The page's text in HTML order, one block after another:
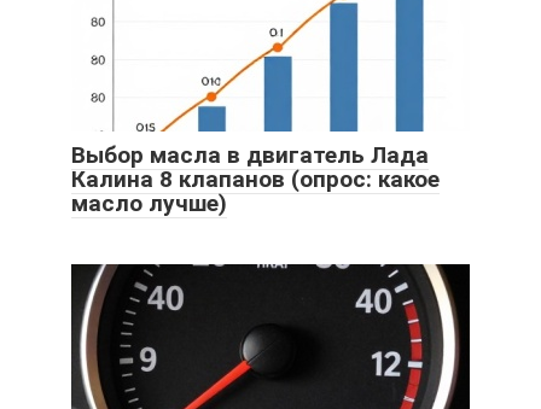
Выбор масла в двигатель Лада
Калина 8 клапанов (опрос: какое
масло лучше)